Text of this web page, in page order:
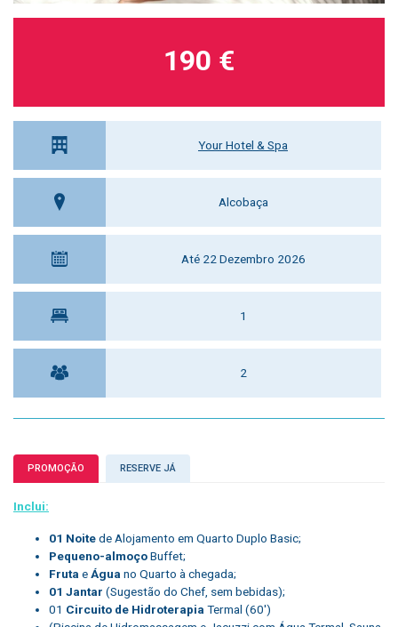
Your Hotel & Spa
Alcobaça
Até 22 Dezembro 2026
1
2
190 €
PROMOÇÃO RESERVE JÁ
Inclui:
01 Noitede Alojamento em Quarto Duplo Basic;
Pequeno-almoçoBuffet;
Fruta eÁgua no Quarto à chegada;
01 Jantar (Sugestão do Chef, sem bebidas);
01 Circuito de Hidroterapia Termal (60′)